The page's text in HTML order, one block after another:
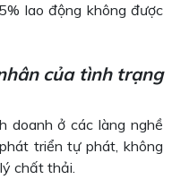
lao động không được
của tình trạng
doanh ở các làng nghề
triển tự phát, không
chất thải.